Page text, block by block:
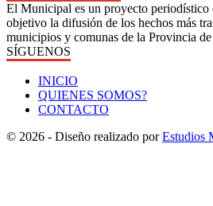
El Municipal es un proyecto periodístico
objetivo la difusión de los hechos más
municipios y comunas de la Provincia de
SÍGUENOS
INICIO
QUIENES SOMOS?
CONTACTO
© 2026 - Diseño realizado porEstudios